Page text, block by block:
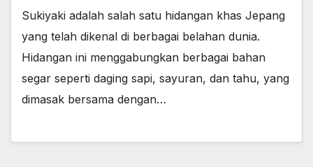
Sukiyaki adalah salah satu hidangan khas Jepang
yang telah dikenal di berbagai belahan dunia.
Hidangan ini menggabungkan berbagai bahan
segar seperti daging sapi, sayuran, dan tahu, yang
dimasak bersama dengan…